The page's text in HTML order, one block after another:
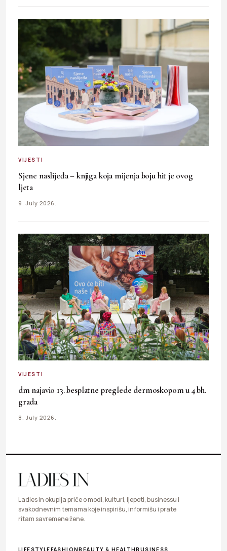
VIJESTI
Sjene naslijeđa – knjiga koja mijenja boju hit je ovog
ljeta
9. July 2026.
VIJESTI
dm najavio 13. besplatne preglede dermoskopom u 4 bh.
grada
8. July 2026.
Ladies In okuplja priče o modi, kulturi, ljepoti, businessu i
svakodnevnim temama koje inspirišu, informišu i prate
ritam savremene žene.